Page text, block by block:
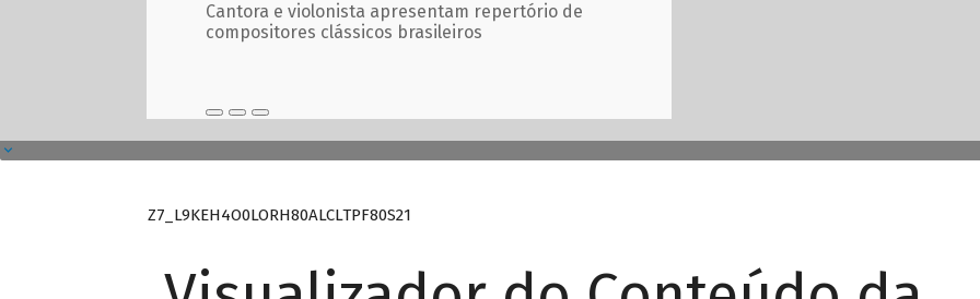
Cantora e violonista apresentam repertório de
compositores clássicos brasileiros
Z7_L9KEH4O0LORH80ALCLTPF80S21